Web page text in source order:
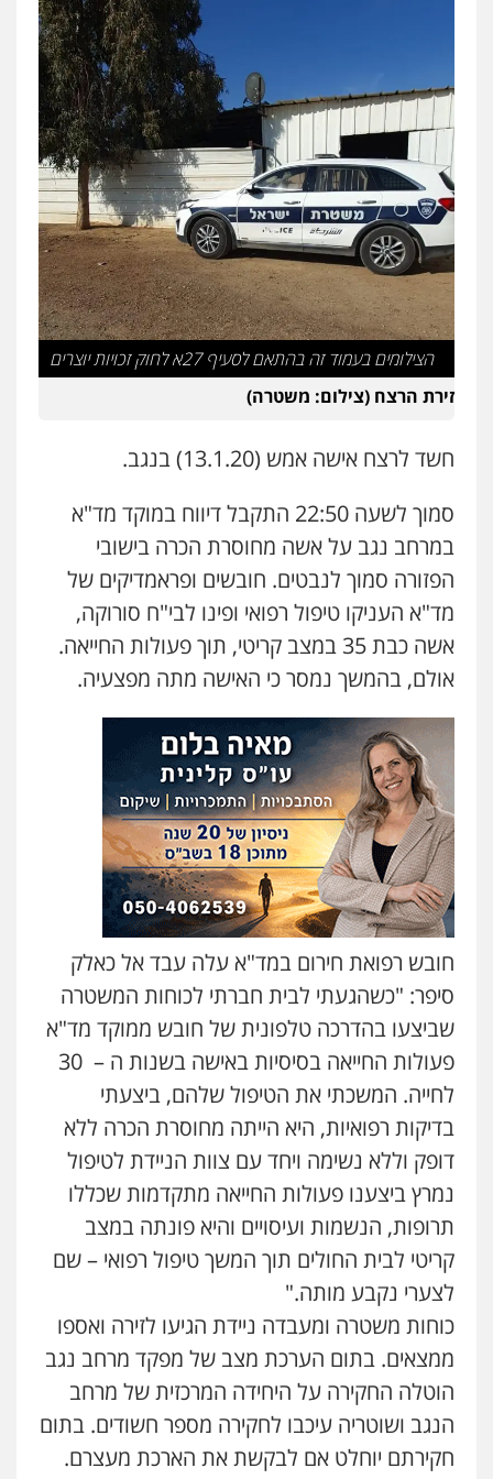
מעצרים וחקירות
עו"ד אסף דוק
פלילי עבירות מין סמים והימורים פשיעה
חמורה חקירות ומעצרים צווארון לבן והונאה
0526885006
עו"ד שלי גורביץ – לוי
משפט פלילי פשיעה חמורה מעצרים
וחקירות צבאי תעבורה
0544218336
משרד עורכי דין חן ברוך
פלילי דיני תעבורה
עו"ד קארין לגטיוי
פלילי פשיעה חמורה מעצרים וחקירות
0507446995
משרד עורכי דין טאי שרקי
פלילי אסירים תעבורה מרב"ד
0547556464
עו"ד אילן אלימלך
פלילי פשיעה חמורה תעבורה
0522992110
עו"ד שאדי נאטור
פלילי פשיעה חמורה מעצרים וחקירות
0509230800
גיל דביר – משרד עורכי דין
פלילי פשיעה כלכלית צווארון לבן
0506217771
סלימאן אבו שעירה – משרד עורכי דין
0547780927
עו"ד אסף גונן
פלילי פשע חמור תעבורה צבא מעצרים
0542255161
גל דהן – משרד עורך דין פלילי
פלילי פשיעה חמורה סמים מעצרים
וחקירות
0544723840
הצילומים בעמוד זה בהתאם לסעיף 27א לחוק זכויות יוצרים
זירת הרצח (צילום: משטרה)
חשד לרצח אישה אמש (13.1.20) בנגב.
סמוך לשעה 22:50 התקבל דיווח במוקד מד"א
במרחב נגב על אשה מחוסרת הכרה בישובי
הפזורה סמוך לנבטים. חובשים ופראמדיקים של
מד"א העניקו טיפול רפואי ופינו לבי"ח סורוקה,
אשה כבת 35 במצב קריטי, תוך פעולות החייאה.
אולם, בהמשך נמסר כי האישה מתה מפצעיה.
חובש רפואת חירום במד"א עלה עבד אל כאלק
סיפר: "כשהגעתי לבית חברתי לכוחות המשטרה
שביצעו בהדרכה טלפונית של חובש ממוקד מד"א
פעולות החייאה בסיסיות באישה בשנות ה – 30
לחייה. המשכתי את הטיפול שלהם, ביצעתי
בדיקות רפואיות, היא הייתה מחוסרת הכרה ללא
דופק וללא נשימה ויחד עם צוות הניידת לטיפול
נמרץ ביצענו פעולות החייאה מתקדמות שכללו
תרופות, הנשמות ועיסויים והיא פונתה במצב
קריטי לבית החולים תוך המשך טיפול רפואי – שם
לצערי נקבע מותה."
כוחות משטרה ומעבדה ניידת הגיעו לזירה ואספו
ממצאים. בתום הערכת מצב של מפקד מרחב נגב
הוטלה החקירה על היחידה המרכזית של מרחב
הנגב ושוטריה עיכבו לחקירה מספר חשודים. בתום
חקירתם יוחלט אם לבקשת את הארכת מעצרם.